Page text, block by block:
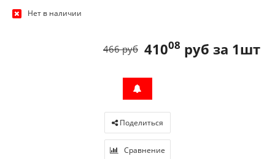
Нет в наличии
41008 руб за 1шт
466 руб
Поделиться
Сравнение